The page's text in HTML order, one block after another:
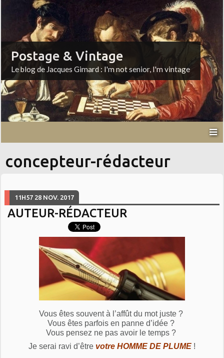
Postage & Vintage
Le blog de Jacques Gimard : I'm not senior, I'm vintage
concepteur-rédacteur
11H57 28 NOV. 2017
AUTEUR-RÉDACTEUR
Vous êtes souvent à l’affût du mot juste ?
Vous êtes parfois en panne d’idée ?
Vous pensez ne pas avoir le temps ?
Je serai ravi d’être votre HOMME DE PLUME !